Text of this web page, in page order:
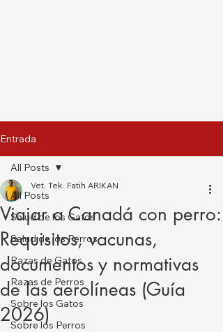
Entrada
All Posts
Salud de los Gatos
Salud de los Perros
Razas de Gatos
Razas de Perros
Sobre los Gatos
Sobre los Perros
All Posts
Viajar a Canadá con perro:
Requisitos, vacunas,
documentos y normativas
de las aerolíneas (Guía
2026)
Vet. Tek. Fatih ARIKAN